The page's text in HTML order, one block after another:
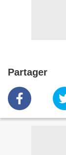
Partager